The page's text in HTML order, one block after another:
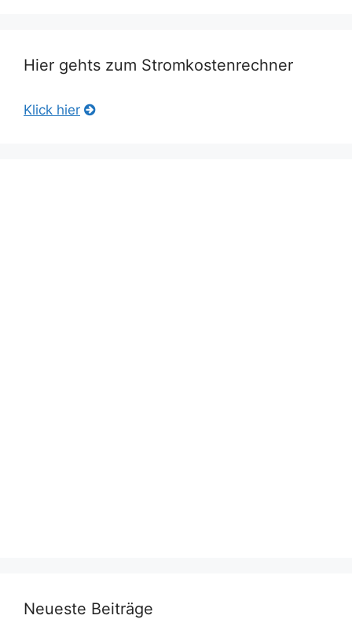
Hier gehts zum Stromkostenrechner
Klick hier
Neueste Beiträge